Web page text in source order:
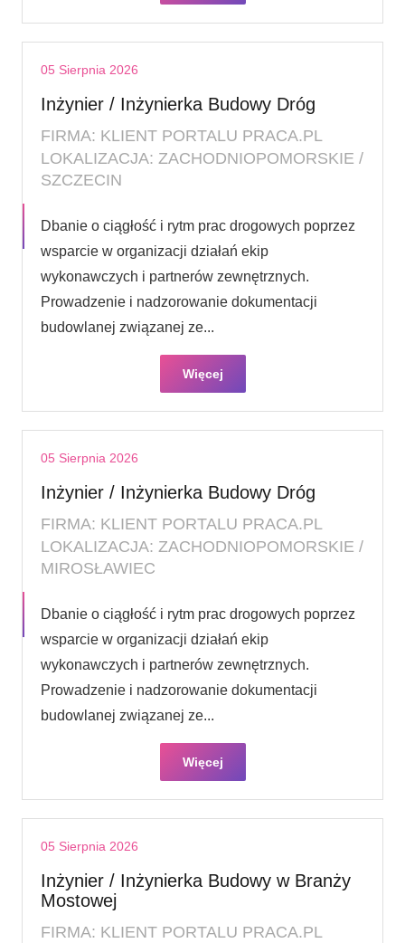
05 Sierpnia 2026
Inżynier / Inżynierka Budowy Dróg
FIRMA: KLIENT PORTALU PRACA.PL
LOKALIZACJA: ZACHODNIOPOMORSKIE /
SZCZECIN
Dbanie o ciągłość i rytm prac drogowych poprzez
wsparcie w organizacji działań ekip
wykonawczych i partnerów zewnętrznych.
Prowadzenie i nadzorowanie dokumentacji
budowlanej związanej ze...
Więcej
05 Sierpnia 2026
Inżynier / Inżynierka Budowy Dróg
FIRMA: KLIENT PORTALU PRACA.PL
LOKALIZACJA: ZACHODNIOPOMORSKIE /
MIROSŁAWIEC
Dbanie o ciągłość i rytm prac drogowych poprzez
wsparcie w organizacji działań ekip
wykonawczych i partnerów zewnętrznych.
Prowadzenie i nadzorowanie dokumentacji
budowlanej związanej ze...
Więcej
05 Sierpnia 2026
Inżynier / Inżynierka Budowy w Branży
Mostowej
FIRMA: KLIENT PORTALU PRACA.PL